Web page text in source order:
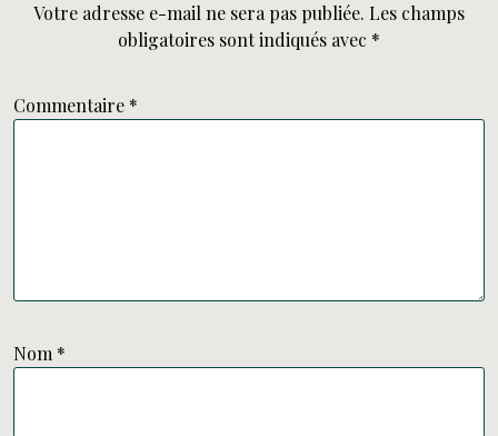
Votre adresse e-mail ne sera pas publiée. Les champs
obligatoires sont indiqués avec *
Commentaire *
Nom *